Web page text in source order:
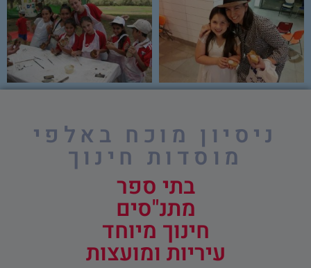
ניסיון מוכח באלפי
מוסדות חינוך
בתי ספר
מתנ"סים
חינוך מיוחד
עיריות ומועצות